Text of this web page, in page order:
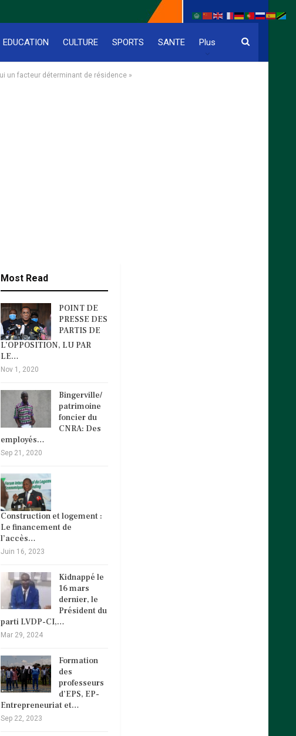
EDUCATION CULTURE SPORTS SANTE Plus
un facteur déterminant de résidence »
Most Read
POINT DE
PRESSE DES
PARTIS DE
L’OPPOSITION, LU PAR
LE…
Nov 1, 2020
Bingerville/
patrimoine
foncier du
CNRA: Des
employés…
Sep 21, 2020
Construction et logement :
Le financement de
l’accès…
Juin 16, 2023
Kidnappé le
16 mars
dernier, le
Président du
parti LVDP-CI,…
Mar 29, 2024
Formation
des
professeurs
d’EPS, EP-
Entrepreneuriat et…
Sep 22, 2023